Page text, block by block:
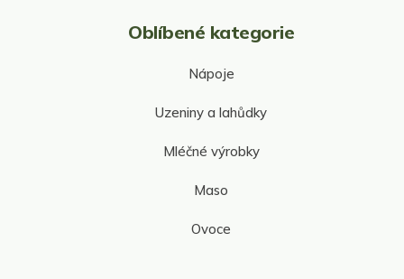
Oblíbené kategorie
Nápoje
Uzeniny a lahůdky
Mléčné výrobky
Maso
Ovoce